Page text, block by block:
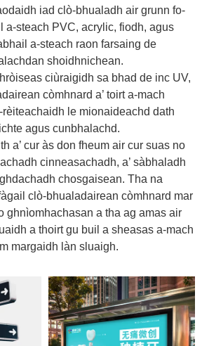
iad clò-bhualadh air grunn fo-
a-steach PVC, acrylic, fiodh, agus
a-steach raon farsaing de
shoidhnichean.
ciùraigidh sa bhad de inc UV,
còmhnard a’ toirt a-mach
le mionaideachd dath
agus cunbhalachd.
a’ cur às don fheum air cur suas no
cinneasachadh, a’ sàbhaladh
chosgaisean. Tha na
clò-bhualadairean còmhnard mar
ghnìomhachasan a tha ag amas air
a thoirt gu buil a sheasas a-mach
margaidh làn sluaigh.